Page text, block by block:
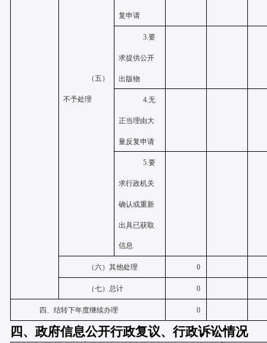
（五）
不予处理
复申请
3.要
求提供公开
出版物
4.无
正当理由大
量反复申请
5.要
求行政机关
确认或重新
出具已获取
信息
（六）其他处理 0
（七）总计 0
四、结转下年度继续办理 0
四、政府信息公开行政复议、行政诉讼情况